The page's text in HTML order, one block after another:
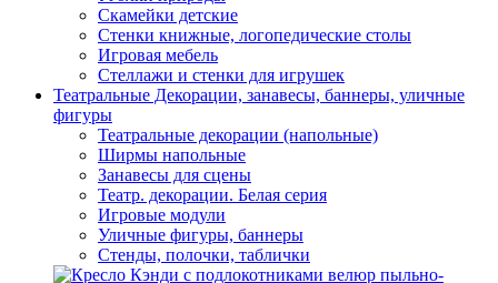
Скамейки детские
Стенки книжные, логопедические столы
Игровая мебель
Стеллажи и стенки для игрушек
Театральные Декорации, занавесы, баннеры, уличные
фигуры
Театральные декорации (напольные)
Ширмы напольные
Занавесы для сцены
Театр. декорации. Белая серия
Игровые модули
Уличные фигуры, баннеры
Стенды, полочки, таблички